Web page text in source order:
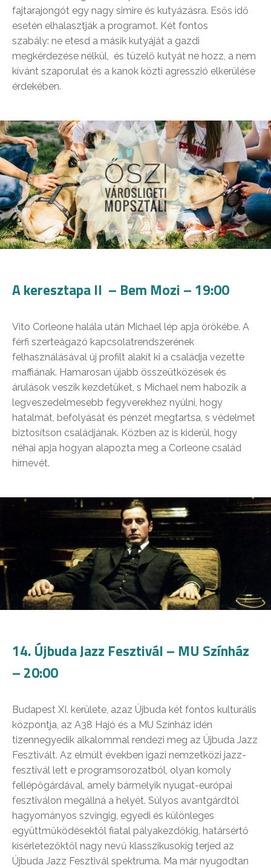
fajtarajongót egy nagy simire és kutyázásra. Esős idő
esetén elhalasztják a programot. Két fontos
szabály: ne etesd a másik kutyáját a gazdi
megkérdezése nélkül, és tüzelő kutyát ne hozz, a nem
kívánt szaporulat és a kanok közti agresszió elkerülése
érdekében.
A keresztapa II – Bem Mozi – 19:00
Vito Corleone halála után Michael lép apja örökébe. A
férfi szerteágazó kapcsolatrendszerének
felhasználásával új profilt alakít ki a családja vezette
maffiának. Hamarosan újabb összeütközések és
árulások veszik kezdetüket, s Michael nem habozik a
legveszedelmesebb fegyverekhez nyúlni, hogy
hatalmát, befolyását és pénzét megtartsa, s védelmet
biztosítson családjának. Közben az is kiderül, hogy
néhai apja hogyan alapozta meg a Corleone család
hírnevét.
14. Újbuda Jazz Fesztivál – MU Színház
– 20:00
Budapest XI. kerülete, azaz Újbuda két fontos kulturális
központja, az A38 Hajó és a MU Színház idén
tizennegyedik alkalommal rendezi meg az Újbuda Jazz
Fesztivált. Az elmúlt években igazi nemzetközi jazz-
fesztivál lett e programsorozatból, olyan komoly
fellépőgárdával, amely bármelyik nyugat-európai
fesztiválon megállná a helyét. Súlyos avantgárdtól
hagyományos szvingig, egyedi és különleges
együttműködésektől fiatal pályakezdőkig, határsértő
kísérletezőktől nagy nevű klasszikusokig terjed az
Újbuda Jazz Fesztivál spektruma. Ma már nyugodtan